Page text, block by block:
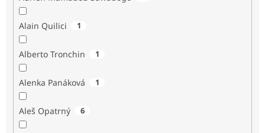
Alain Quilici 1
Alberto Tronchin 1
Alenka Panáková 1
Aleš Opatrný 6